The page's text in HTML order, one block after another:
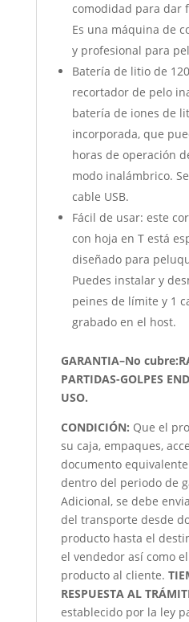
comodidad para dar
Es una máquina de
y profesional para
Batería de litio de
recortador de pelo
batería de iones de
incorporada, que
horas de operación
modo inalámbrico.
cable USB.
Fácil de usar: este
con hoja en T está
diseñado para
Puedes instalar y
peines de límite y 1
grabado en el host.
GARANTIA–No
PARTIDAS-GOLPES
USO.
CONDICIÓN: Que el
su caja, empaques,
documento
dentro del periodo de
Adicional, se debe
del transporte desde
producto hasta el
el vendedor así como
producto al cliente.
RESPUESTA AL
establecido por la ley